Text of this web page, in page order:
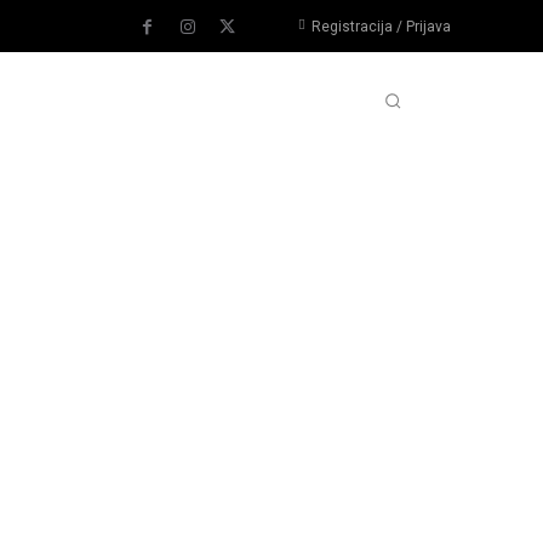
Registracija / Prijava